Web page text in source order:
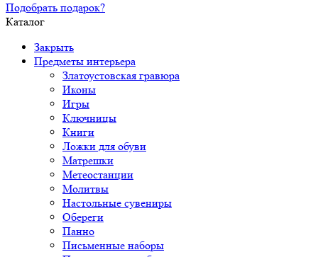
Подобрать подарок?
Каталог
Закрыть
Предметы интерьера
Златоустовская гравюра
Иконы
Игры
Ключницы
Книги
Ложки для обуви
Матрешки
Метеостанции
Молитвы
Настольные сувениры
Обереги
Панно
Письменные наборы